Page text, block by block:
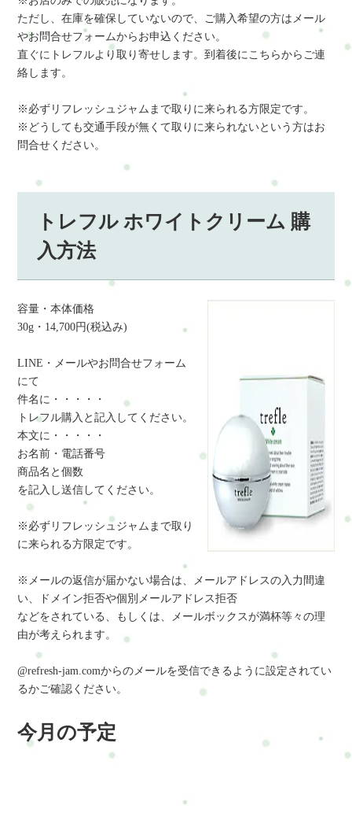
ただし、在庫を確保していないので、ご購入希望の方はメール
やお問合せフォームからお申込ください。
直ぐにトレフルより取り寄せします。到着後にこちらからご連
絡します。
※必ずリフレッシュジャムまで取りに来られる方限定です。
※どうしても交通手段が無くて取りに来られないという方はお
問合せください。
トレフル ホワイトクリーム 購
入方法
容量・本体価格
30g・14,700円(税込み)
LINE・メールやお問合せフォーム
にて
件名に・・・・・
トレフル購入と記入してください。
本文に・・・・・
お名前・電話番号
商品名と個数
を記入し送信してください。
※必ずリフレッシュジャムまで取り
に来られる方限定です。
※メールの返信が届かない場合は、メールアドレスの入力間違
い、ドメイン拒否や個別メールアドレス拒否
などをされている、もしくは、メールボックスが満杯等々の理
由が考えられます。
@refresh-jam.comからのメールを受信できるように設定されてい
るかご確認ください。
今月の予定